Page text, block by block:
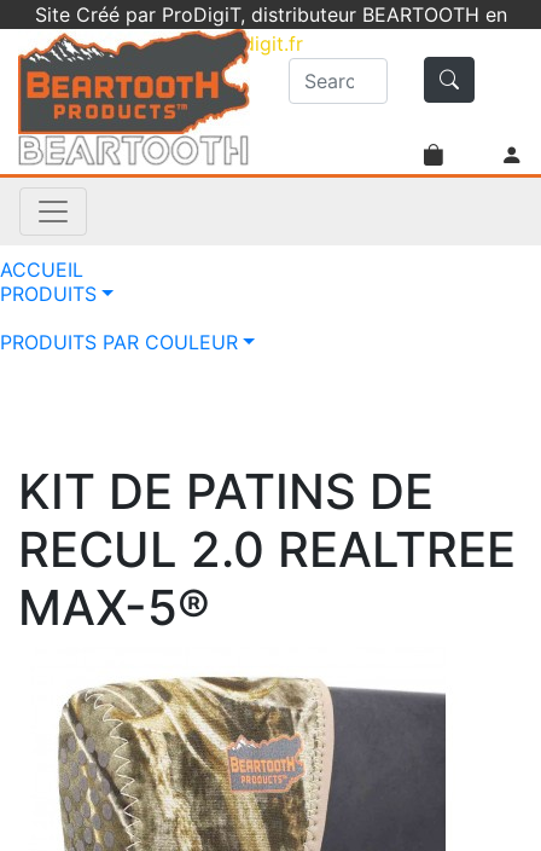
Site Créé par ProDigiT, distributeur BEARTOOTH en
France -info@prodigit.fr
ACCUEIL
PRODUITS
PRODUITS PAR COULEUR
KIT DE PATINS DE
RECUL 2.0 REALTREE
MAX-5®